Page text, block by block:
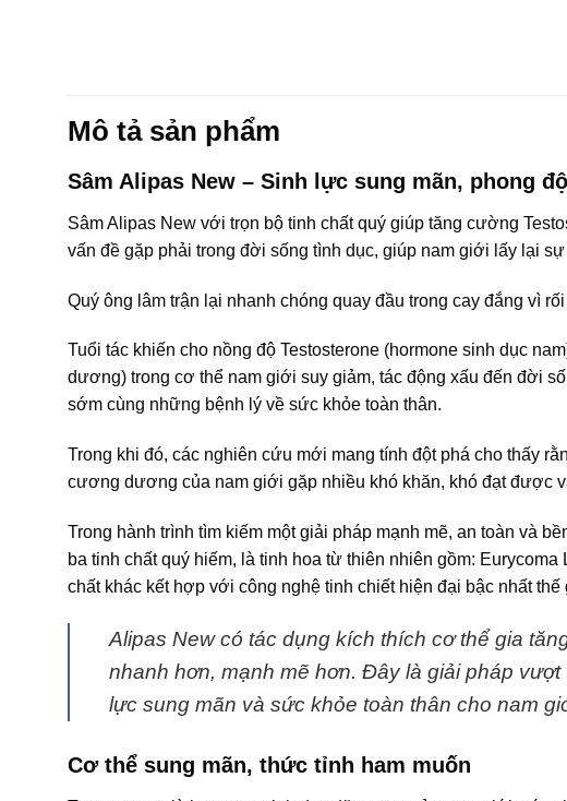
Mô tả sản phẩm
Sâm Alipas New – Sinh lực sung mãn, phong
Sâm Alipas New với trọn bộ tinh chất quý giúp tăng cường
vấn đề gặp phải trong đời sống tình dục, giúp nam giới lấy lại
Quý ông lâm trận lại nhanh chóng quay đầu trong cay đắng vì
Tuổi tác khiến cho nồng độ Testosterone (hormone sinh dục
dương) trong cơ thể nam giới suy giảm, tác động xấu đến đời
sớm cùng những bệnh lý về sức khỏe toàn thân.
Trong khi đó, các nghiên cứu mới mang tính đột phá cho thấy
cương dương của nam giới gặp nhiều khó khăn, khó đạt được
Trong hành trình tìm kiếm một giải pháp mạnh mẽ, an toàn và
ba tinh chất quý hiếm, là tinh hoa từ thiên nhiên gồm:
chất khác kết hợp với công nghệ tinh chiết hiện đại bậc nhất
Alipas New có tác dụng kích thích cơ thể gia
nhanh hơn, mạnh mẽ hơn. Đây là giải pháp
lực sung mãn và sức khỏe toàn thân cho nam
Cơ thể sung mãn, thức tỉnh ham muốn